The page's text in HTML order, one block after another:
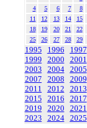
4
5 6 7 8
11
12 13 14 15
18
19 20 21 22
25
26 27 28 29
1995 1996 1997
1999
2000 2001
2003
2004 2005
2007
2008 2009
2011
2012 2013
2015
2016 2017
2019
2020 2021
2023
2024 2025